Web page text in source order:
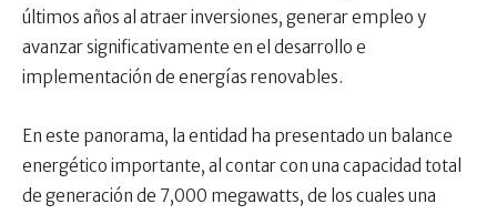
últimos años al atraer inversiones, generar empleo y
avanzar significativamente en el desarrollo e
implementación de energías renovables.
En este panorama, la entidad ha presentado un balance
energético importante, al contar con una capacidad total
de generación de 7,000 megawatts, de los cuales una